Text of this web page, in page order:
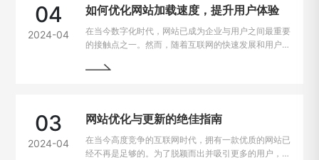
04
2024-04
如何优化网站加载速度，提升用户体验
在当今数字化时代，网站已成为企业与用户之间最重要
的接触点之一。然而，随着互联网的快速发展和用户需
重要因素。一般来说，如果一个网站的加载速度过慢，
验，成为了每个网站主的重要课题。
03
2024-04
网站优化与更新的绝佳指南
在当今高度竞争的互联网时代，拥有一款优质的网站已
经不再是足够的。为了脱颖而出并吸引更多的用户，持